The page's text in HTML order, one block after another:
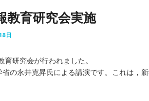
教育研究会実施
日
研究会が行われました。
の永井克昇氏による講演です。これは，新